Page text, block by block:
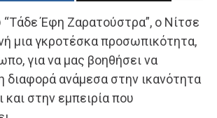
“Τάδε Έφη Ζαρατούστρα”, ο Νίτσε
μια γκροτέσκα προσωπικότητα,
για να μας βοηθήσει να
διαφορά ανάμεσα στην ικανότητα
και στην εμπειρία που